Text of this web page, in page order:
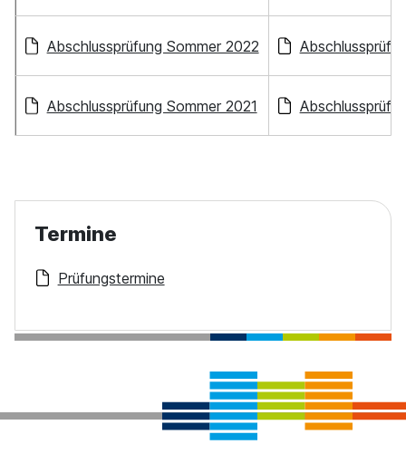
Abschlussprüfung Sommer 2022
Abschlussprüfung Sommer 2021
Termine
Prüfungstermine